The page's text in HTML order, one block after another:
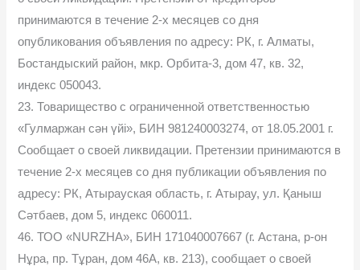
принимаются в течение 2-х месяцев со дня
опубликования объявления по адресу: РК, г. Алматы,
Бостандыский район, мкр. Орбита-3, дом 47, кв. 32,
индекс 050043.
23. Товарищество с ограниченной ответственностью
«Гулмаржан сән үйі», БИН 981240003274, от 18.05.2001 г.
Сообщает о своей ликвидации. Претензии принимаются в
течение 2-х месяцев со дня публикации объявления по
адресу: РК, Атырауская область, г. Атырау, ул. Қаныш
Сәтбаев, дом 5, индекс 060011.
46. ТОО «NURZHA», БИН 171040007667 (г. Астана, р-он
Нұра, пр. Тұран, дом 46А, кв. 213), сообщает о своей